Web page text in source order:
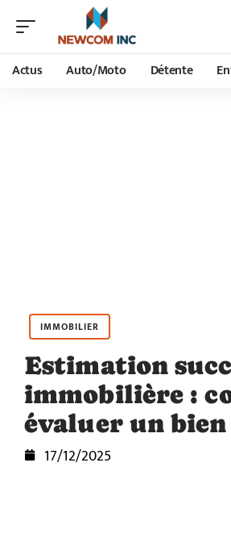
Actus Auto/Moto Détente
IMMOBILIER
Estimation
immobilière :
évaluer un
17/12/2025